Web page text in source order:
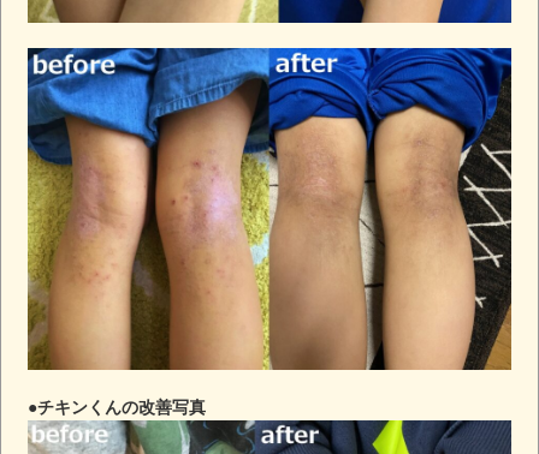
●チキンくんの改善写真